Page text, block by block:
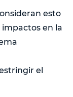
esto
en la
el